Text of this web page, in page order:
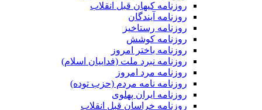
روزنامه کیهان قبل انقلاب
روزنامه آیندگان
روزنامه رستاخیز
روزنامه کوشش
روزنامه باختر امروز
روزنامه نبرد ملت (فداییان اسلام)
روزنامه مرد امروز
روزنامه نامه مردم (حزب توده)
روزنامه ایران پهلوی
روزنامه خراسان قبل انقلاب